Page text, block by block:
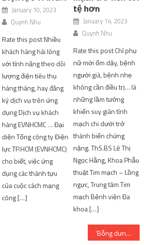
January 10, 2023
Quynh Nhu
Rate this post Nhiều
khách hàng hài lòng
với tính năng theo dõi
lượng điện tiêu thụ
hàng tháng, hay đăng
ký dịch vụ trên ứng
dụng Dịch vụ khách
hàng EVNHCMC … Đại
diện Tổng công ty Điện
lực TP.HCM (EVNHCMC)
cho biết, việc ứng
dụng các thành tựu
của cuộc cách mạng
công […]
tệ hơn
January 14, 2023
Quynh Nhu
Rate this post Chỉ phụ
nữ mới ốm dậy, bệnh
người già, bệnh nhẹ
không cần điều trị… là
những lầm tưởng
khiến suy giãn tĩnh
mạch chi dưới trở
thành biến chứng
nặng. ThS.BS Lê Thị
Ngọc Hằng, Khoa Phẫu
thuật Tim mạch – Lồng
ngực, Trung tâm Tim
mạch Bệnh viện Đa
khoa […]
‘Bỗng dưng trúng số’ lập kỷ lục phim Hàn chiếu tại Việt Nam